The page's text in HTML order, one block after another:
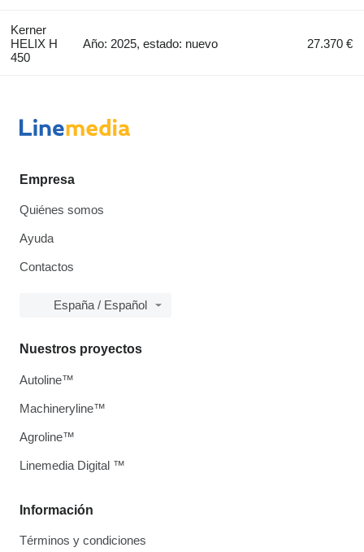
Kerner
HELIX H
450
Año: 2025, estado: nuevo 27.370 €
Empresa
Quiénes somos
Ayuda
Contactos
España / Español
Información
Términos y condiciones
Nuestros proyectos
Autoline™
Machineryline™
Agroline™
Linemedia Digital ™